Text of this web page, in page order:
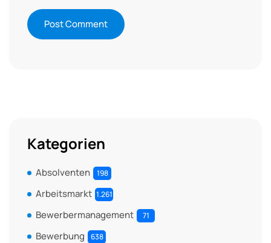
Kategorien
Absolventen 198
Arbeitsmarkt 1.261
Bewerbermanagement 71
Bewerbung 638